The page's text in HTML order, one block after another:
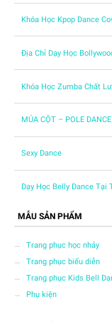
Khóa Học Kpop Dance
Địa Chỉ Dạy Học
Khóa Học Zumba Chất
MÚA CỘT – POLE DANCE
Sexy Dance
Dạy Học Belly Dance Tại
MẪU SẢN PHẨM
Trang phục học nhảy
Trang phục biểu diễn
Trang phục Kids Bell
Phụ kiện